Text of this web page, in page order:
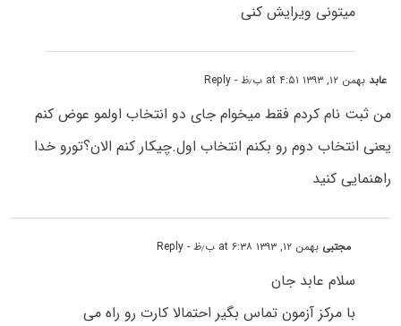
میتونی ویرایش کنی
عابدبهمن ۱۲, ۱۳۹۳ at ۴:۵۱ ب٫ظ - Reply
من ثبت نام کردم فقط میخوام جای دو انتخاب اولمو عوض کنم
یعنی انتخاب دوم رو بکنم انتخاب اول.چیکار کنم الان؟تورو خدا
راهنمایی کنید
مجتبی بهمن ۱۲, ۱۳۹۳ at ۶:۳۸ ب٫ظ - Reply
سلام عابد جان
با مرکز آزمون تماس بگیر احتمالا کارت رو راه می